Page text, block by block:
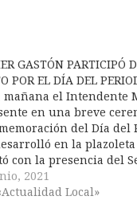
GASTÓN PARTICIPÓ
POR EL DÍA DEL
mañana el Intendente
en una breve
del Día del
en la
con la presencia del
y Turismo
del Círculo
2021
Local»